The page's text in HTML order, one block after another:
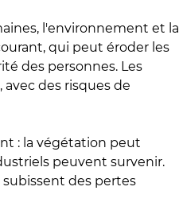
l'environnement et la
qui peut éroder les
des personnes. Les
des risques de
: la végétation peut
peuvent survenir.
des pertes